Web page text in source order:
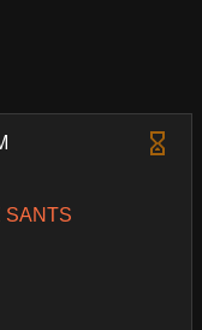
SANTS